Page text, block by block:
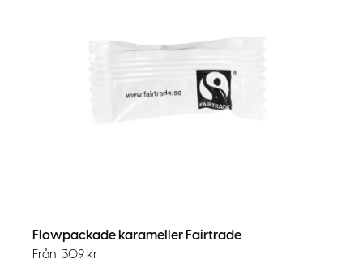
Flowpackade karameller Fairtrade
Från 309 kr